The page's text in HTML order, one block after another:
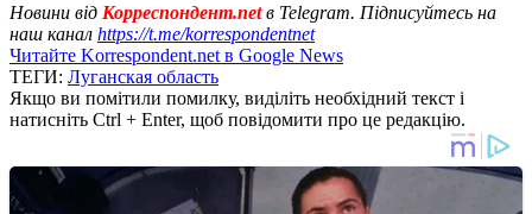
Новини від Корреспондент.netв Telegram. Підписуйтесь на
наш канал https://t.me/korrespondentnet
Читайте Korrespondent.net в Google News
ТЕГИ: Луганская область
Якщо ви помітили помилку, виділіть необхідний текст і
натисніть Ctrl + Enter, щоб повідомити про це редакцію.